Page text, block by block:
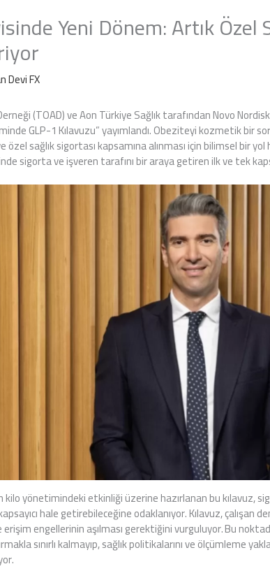
Yeni Dönem: Artık Özel
Devi FX
(TOAD) ve Aon Türkiye Sağlık tarafından Novo
GLP-1 Kılavuzu” yayımlandı. Obeziteyi kozmetik bir
sağlık sigortası kapsamına alınması için bilimsel bir
sigorta ve işveren tarafını bir araya getiren ilk ve tek
kilo yönetimindeki etkinliği üzerine hazırlanan bu kılavuz,
hale getirebileceğine odaklanıyor. Kılavuz, çalışan
engellerinin aşılması gerektiğini vurguluyor. Bu
sınırlı kalmayıp, sağlık politikalarını ve ölçümleme